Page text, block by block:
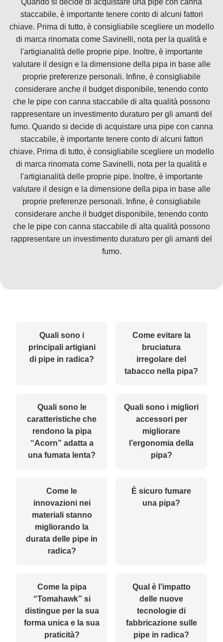
staccabile, è importante tenere conto di alcuni fattori
chiave. Prima di tutto, è consigliabile scegliere un modello
di marca rinomata come Savinelli, nota per la qualità e
l'artigianalità delle proprie pipe. Inoltre, è importante
valutare il design e la dimensione della pipa in base alle
proprie preferenze personali. Infine, è consigliabile
considerare anche il budget disponibile, tenendo conto
che le pipe con canna staccabile di alta qualità possono
rappresentare un investimento duraturo per gli amanti del
fumo. Quando si decide di acquistare una pipe con canna
staccabile, è importante tenere conto di alcuni fattori
chiave. Prima di tutto, è consigliabile scegliere un modello
di marca rinomata come Savinelli, nota per la qualità e
l'artigianalità delle proprie pipe. Inoltre, è importante
valutare il design e la dimensione della pipa in base alle
proprie preferenze personali. Infine, è consigliabile
considerare anche il budget disponibile, tenendo conto
che le pipe con canna staccabile di alta qualità possono
rappresentare un investimento duraturo per gli amanti del
fumo.
Quali sono i
principali artigiani
di pipe in radica?
Come evitare la
bruciatura
irregolare del
tabacco nella pipa?
Quali sono le
caratteristiche che
rendono la pipa
“Acorn” adatta a
una fumata lenta?
Quali sono i migliori
accessori per
migliorare
l’ergonomia della
pipa?
Come le
innovazioni nei
materiali stanno
migliorando la
durata delle pipe in
radica?
È sicuro fumare
una pipa?
Come la pipa
“Tomahawk” si
distingue per la sua
forma unica e la sua
praticità?
Qual è l’impatto
delle nuove
tecnologie di
fabbricazione sulle
pipe in radica?